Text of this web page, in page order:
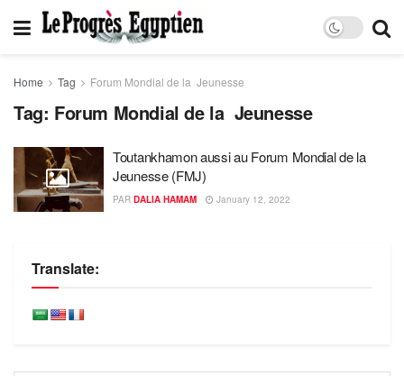
Home Tag Forum Mondial de la Jeunesse
Tag: Forum Mondial de la Jeunesse
Toutankhamon aussi au Forum Mondial de la
Jeunesse (FMJ)
PAR DALIA HAMAM January 12, 2022
Translate: